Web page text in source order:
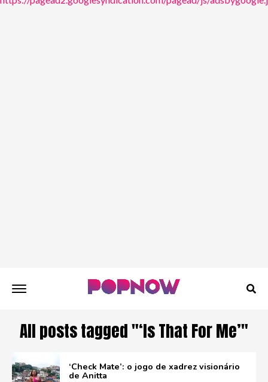
All posts tagged "‘Is That For Me’"
‘Check Mate’: o jogo de xadrez visionário
de Anitta